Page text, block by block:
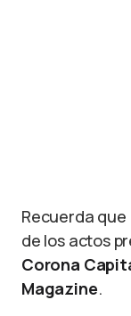
Recuerda
de los actos
Corona
Magazine.